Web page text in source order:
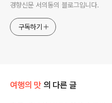
경향신문 서의동의 블로그입니다.
구독하기
여행의 맛 의 다른 글